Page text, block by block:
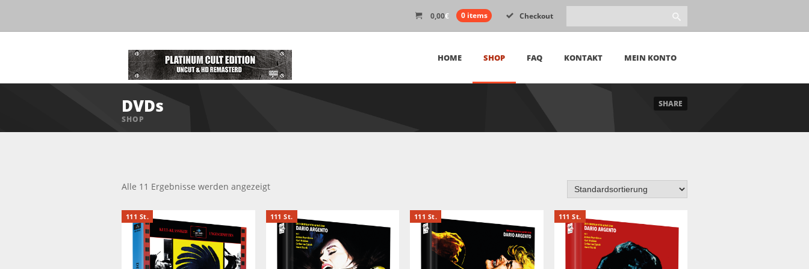
0,00€ 0 items Checkout
HOME SHOP FAQ KONTAKT MEIN KONTO
DVDs
SHOP
SHARE
Alle 11 Ergebnisse werden angezeigt
111 St. 111 St. 111 St. 111 St.